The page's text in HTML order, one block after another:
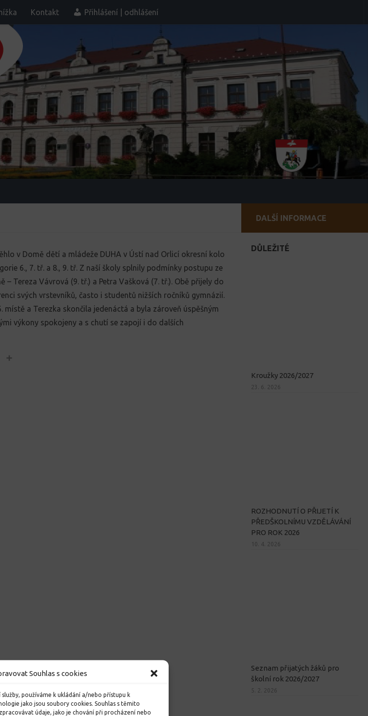
Souhlas s cookies
používáme k ukládání a/nebo přístupu k
jako jsou soubory cookies. Souhlas s těmito
údaje, jako je chování při procházení nebo
Kontakt Přihlášení | odhlášení
v Domě dětí a mládeže DUHA v Ústí nad Orlicí okresní kolo
6., 7. tř. a 8., 9. tř. Z naší školy splnily podmínky postupu ze
– Tereza Vávrová (9. tř.) a Petra Vašková (7. tř.). Obě přijely do
svých vrstevníků, často i studentů nižších ročníků gymnázií.
místě a Terezka skončila jedenáctá a byla zároveň úspěšným
výkony spokojeny a s chutí se zapojí i do dalších
Print
DALŠÍ INFORMACE
DŮLEŽITÉ
Kroužky 2026/2027
23. 6. 2026
ROZHODNUTÍ O PŘIJETÍ K
PŘEDŠKOLNÍMU VZDĚLÁVÁNÍ
PRO ROK 2026
10. 4. 2026
Seznam přijatých žáků pro
školní rok 2026/2027
5. 2. 2026